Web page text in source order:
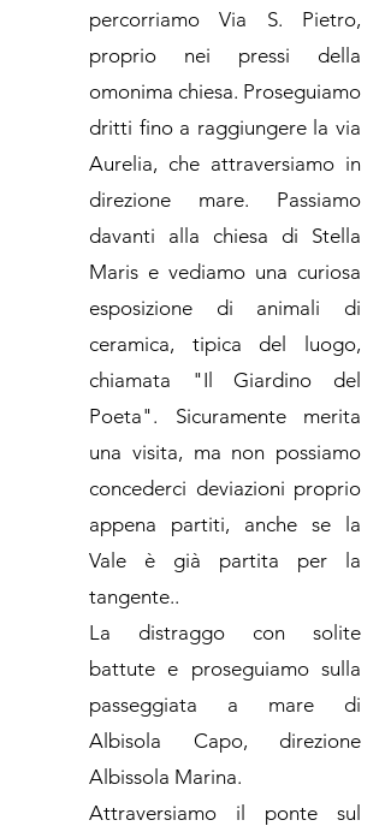
percorriamo Via S. Pietro,
proprio nei pressi della
omonima chiesa. Proseguiamo
dritti fino a raggiungere la via
Aurelia, che attraversiamo in
direzione mare. Passiamo
davanti alla chiesa di Stella
Maris e vediamo una curiosa
esposizione di animali di
ceramica, tipica del luogo,
chiamata "Il Giardino del
Poeta". Sicuramente merita
una visita, ma non possiamo
concederci deviazioni proprio
appena partiti, anche se la
Vale è già partita per la
tangente..
La distraggo con solite
battute e proseguiamo sulla
passeggiata a mare di
Albisola Capo, direzione
Albissola Marina.
Attraversiamo il ponte sul